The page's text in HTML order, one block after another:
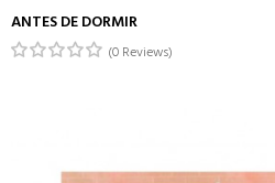
ANTES DE DORMIR
(0 Reviews)